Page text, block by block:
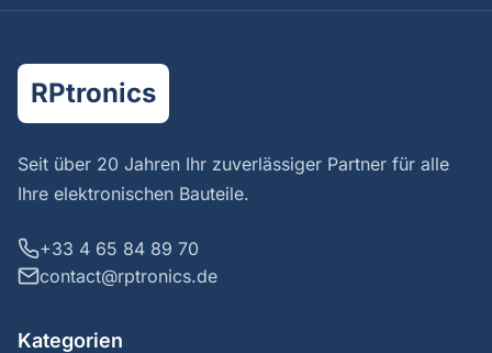
RPtronics
Seit über 20 Jahren Ihr zuverlässiger Partner für alle
Ihre elektronischen Bauteile.
+33 4 65 84 89 70
contact@rptronics.de
Kategorien